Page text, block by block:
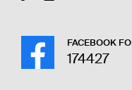
FACEBOOK
174427